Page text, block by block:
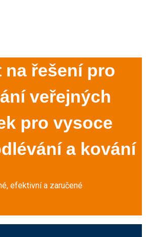
na řešení pro
veřejných
pro vysoce
a kování
efektivní a zaručené